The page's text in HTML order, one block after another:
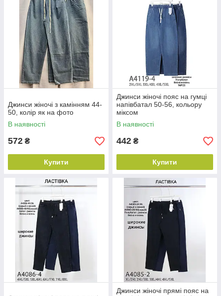
Джинси жіночі з камінням 44-
50, колір як на фото
В наявності
572 ₴
Купити
Джинси жіночі пояс на гумці
напівбатал 50-56, кольору
міксом
В наявності
442 ₴
Купити
Джинси жіночі прямі пояс на